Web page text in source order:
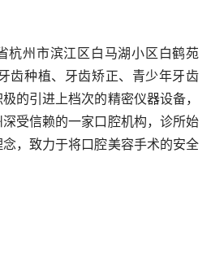
杭州市滨江区白马湖小区白鹤苑
齿种植、牙齿矫正、青少年牙齿
的引进上档次的精密仪器设备，
受信赖的一家口腔机构，诊所始
，致力于将口腔美容手术的安全